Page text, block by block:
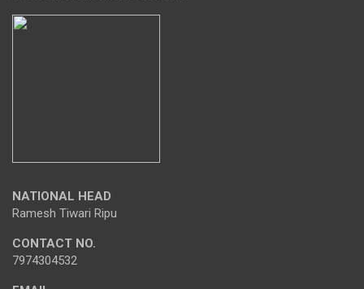
NATIONAL HEAD
Ramesh Tiwari Ripu
CONTACT NO.
7974304532